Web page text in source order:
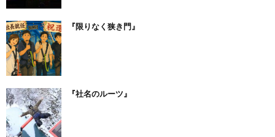
『限りなく狭き門』
『社名のルーツ』